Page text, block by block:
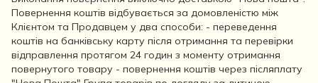
Повернення коштів відбувається за домовленістю між
Клієнтом та Продавцем у два способи: - переведення
коштів на банківську карту після отримання та перевірки
відправлення протягом 24 годин з моменту отримання
повернутого товару - повернення коштів через післяплату